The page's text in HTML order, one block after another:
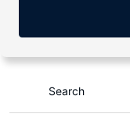
Search